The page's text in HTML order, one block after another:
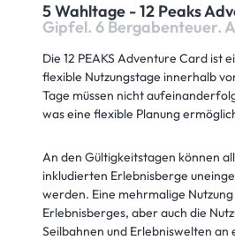
5 Wahltage - 12 Peaks
Gipfel. 6 Bergabenteuer.
Die 12 PEAKS Adventure Card ist
flexible Nutzungstage innerhalb
Tage müssen nicht
was eine flexible Planung
An den Gültigkeitstagen können
inkludierten Erlebnisberge
werden. Eine mehrmalige
Erlebnisberges, aber auch die
Seilbahnen und Erlebniswelten an